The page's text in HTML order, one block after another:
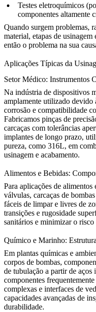
Testes eletroquímicos
componentes altamente
Quando surgem problemas,
material, etapas de
então o problema na sua
Aplicações Típicas da
Setor Médico: Instrumentos
Na indústria de dispositivos
amplamente utilizado devido
corrosão e compatibilidade
Fabricamos pinças de
carcaças com tolerâncias
implantes de longo prazo,
pureza, como 316L, em
usinagem e acabamento.
Alimentos e Bebidas:
Para aplicações de
válvulas, carcaças de
fáceis de limpar e livres de
transições e rugosidade
sanitários e minimizar o risco
Químico e Marinho:
Em plantas químicas e
corpos de bombas,
de tubulação a partir de
componentes
complexas e interfaces de
capacidades avançadas de
durabilidade.